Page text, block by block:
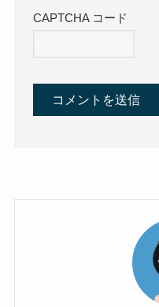
CAPTCHA コード